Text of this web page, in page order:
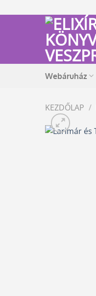
to
Webáruház
KEZDŐLAP /